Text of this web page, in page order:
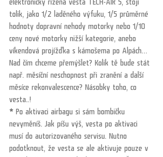
tolik, jako 1/2 laděného výfuku, 1/5 průměrné
hodnoty dopravní nehody motorky nebo 1/10
ceny nové motorky nižší kategorie, anebo
víkendová projížďka s kámošema po Alpách…
Nad čím chceme přemýšlet? Kolik tě bude stát
např. měsíční neschopnost při zranění a další
měsíce rekonvalescence? Násobky toho, co
vesta..!
* Po aktivaci airbagu si sám bombičku
nevyměníš. Jak píšu výš, vesta po aktivaci
musí do autorizovaného servisu. Nutno
podotknout, že vesta se ale aktivuje pouze v